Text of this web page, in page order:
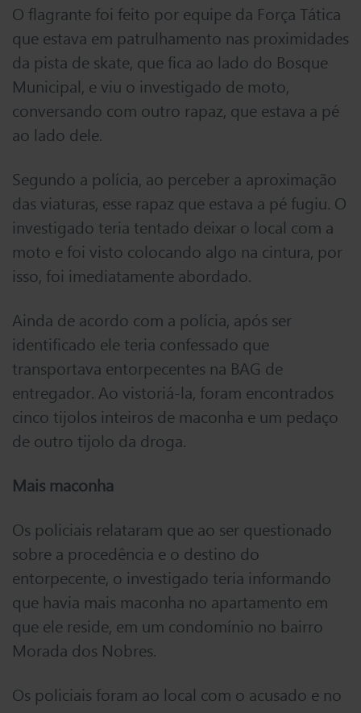
O flagrante foi feito por equipe da Força Tática
que estava em patrulhamento nas proximidades
da pista de skate, que fica ao lado do Bosque
Municipal, e viu o investigado de moto,
conversando com outro rapaz, que estava a pé
ao lado dele.
Segundo a polícia, ao perceber a aproximação
das viaturas, esse rapaz que estava a pé fugiu. O
investigado teria tentado deixar o local com a
moto e foi visto colocando algo na cintura, por
isso, foi imediatamente abordado.
Ainda de acordo com a polícia, após ser
identificado ele teria confessado que
transportava entorpecentes na BAG de
entregador. Ao vistoriá-la, foram encontrados
cinco tijolos inteiros de maconha e um pedaço
de outro tijolo da droga.
Mais maconha
Os policiais relataram que ao ser questionado
sobre a procedência e o destino do
entorpecente, o investigado teria informando
que havia mais maconha no apartamento em
que ele reside, em um condomínio no bairro
Morada dos Nobres.
Os policiais foram ao local com o acusado e no